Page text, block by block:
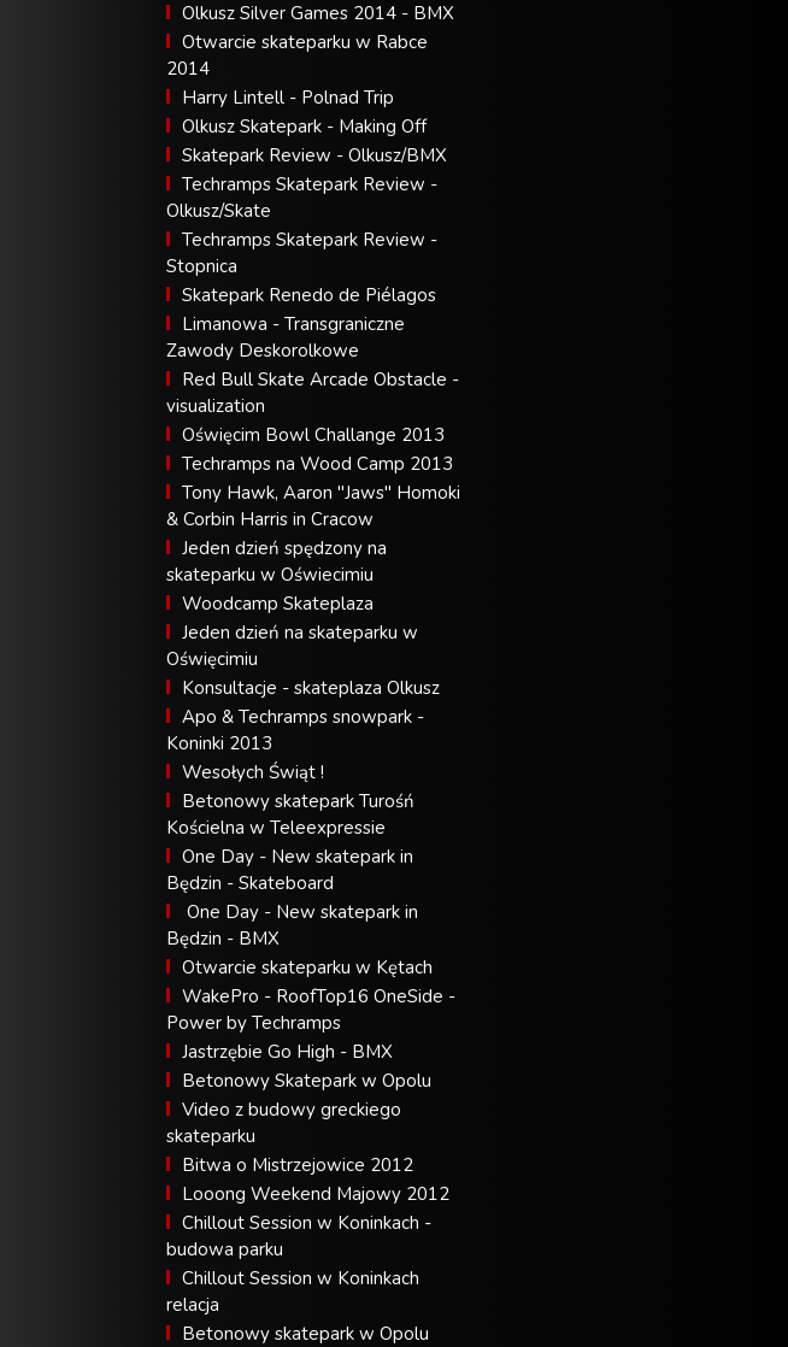
Olkusz Silver Games 2014 - BMX
Otwarcie skateparku w Rabce
2014
Harry Lintell - Polnad Trip
Olkusz Skatepark - Making Off
Skatepark Review - Olkusz/BMX
Techramps Skatepark Review -
Olkusz/Skate
Techramps Skatepark Review -
Stopnica
Skatepark Renedo de Piélagos
Limanowa - Transgraniczne
Zawody Deskorolkowe
Red Bull Skate Arcade Obstacle -
visualization
Oświęcim Bowl Challange 2013
Techramps na Wood Camp 2013
Tony Hawk, Aaron "Jaws" Homoki
& Corbin Harris in Cracow
Jeden dzień spędzony na
skateparku w Oświecimiu
Woodcamp Skateplaza
Jeden dzień na skateparku w
Oświęcimiu
Konsultacje - skateplaza Olkusz
Apo & Techramps snowpark -
Koninki 2013
Wesołych Świąt !
Betonowy skatepark Turośń
Kościelna w Teleexpressie
One Day - New skatepark in
Będzin - Skateboard
One Day - New skatepark in
Będzin - BMX
Otwarcie skateparku w Kętach
WakePro - RoofTop16 OneSide -
Power by Techramps
Jastrzębie Go High - BMX
Betonowy Skatepark w Opolu
Video z budowy greckiego
skateparku
Bitwa o Mistrzejowice 2012
Looong Weekend Majowy 2012
Chillout Session w Koninkach -
budowa parku
Chillout Session w Koninkach
relacja
Betonowy skatepark w Opolu